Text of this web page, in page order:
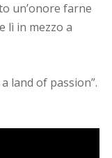
un’onore farne
lì in mezzo a
land of passion”.